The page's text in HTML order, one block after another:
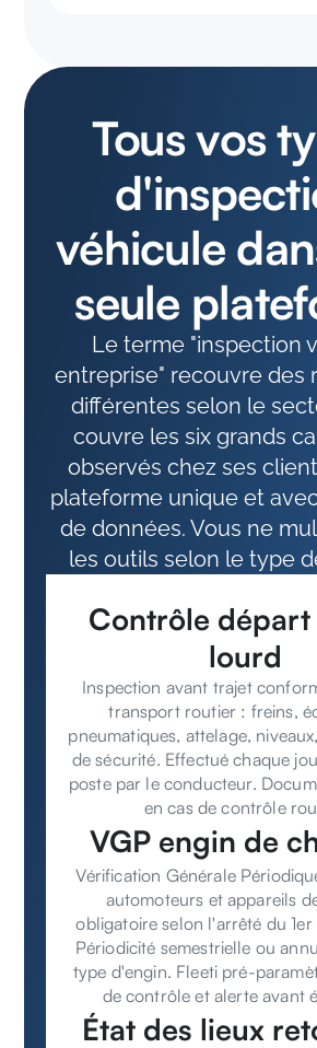
Tous vos
véhicule
seule
Le terme "inspection
entreprise" recouvre des
différentes selon le
couvre les six grands
observés chez ses
plateforme unique et
de données. Vous ne
les outils selon le type
Contrôle départ
lourd
Inspection avant trajet
transport routier : freins,
pneumatiques, attelage,
de sécurité. Effectué chaque
poste par le conducteur.
en cas de contrôle
VGP engin de
Vérification Générale
automoteurs et appareils
obligatoire selon l'arrêté du
Périodicité semestrielle ou
type d'engin. Fleeti pré-
de contrôle et alerte avant
État des lieux